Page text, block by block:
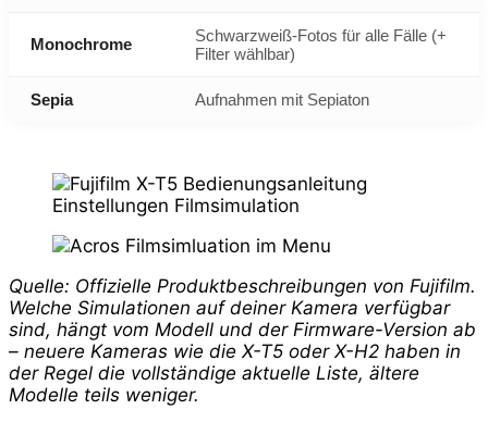
Monochrome
Schwarzweiß-Fotos für alle Fälle (+
Filter wählbar)
Sepia Aufnahmen mit Sepiaton
Quelle: Offizielle Produktbeschreibungen von Fujifilm.
Welche Simulationen auf deiner Kamera verfügbar
sind, hängt vom Modell und der Firmware-Version ab
– neuere Kameras wie die X-T5 oder X-H2 haben in
der Regel die vollständige aktuelle Liste, ältere
Modelle teils weniger.